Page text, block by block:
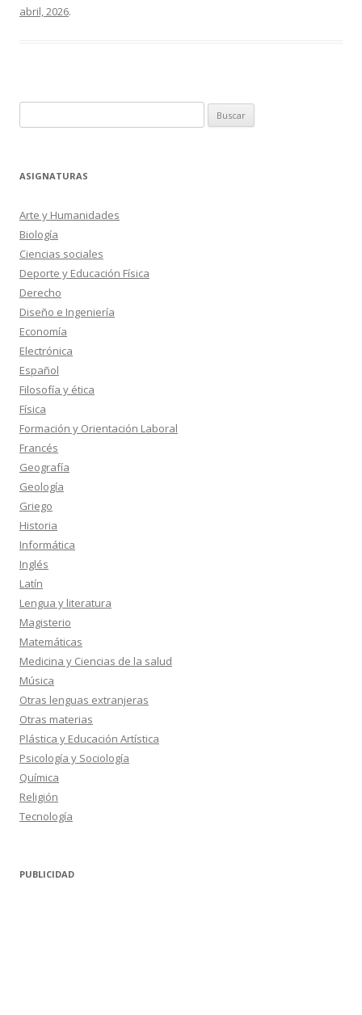
abril, 2026.
ASIGNATURAS
Arte y Humanidades
Biología
Ciencias sociales
Deporte y Educación Física
Derecho
Diseño e Ingeniería
Economía
Electrónica
Español
Filosofía y ética
Física
Formación y Orientación Laboral
Francés
Geografía
Geología
Griego
Historia
Informática
Inglés
Latín
Lengua y literatura
Magisterio
Matemáticas
Medicina y Ciencias de la salud
Música
Otras lenguas extranjeras
Otras materias
Plástica y Educación Artística
Psicología y Sociología
Química
Religión
Tecnología
PUBLICIDAD